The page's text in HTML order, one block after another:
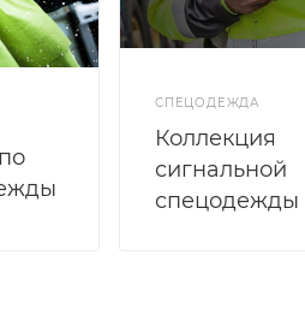
СПЕЦОДЕЖДА
Коллекция
сигнальной
спецодежды